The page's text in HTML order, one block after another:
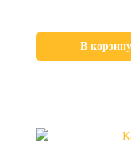
В корзину